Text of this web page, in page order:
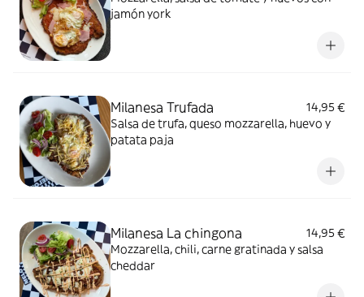
jamón york
Milanesa Trufada
14,95 €
Salsa de trufa, queso mozzarella, huevo y
patata paja
Milanesa La chingona
14,95 €
Mozzarella, chili, carne gratinada y salsa
cheddar